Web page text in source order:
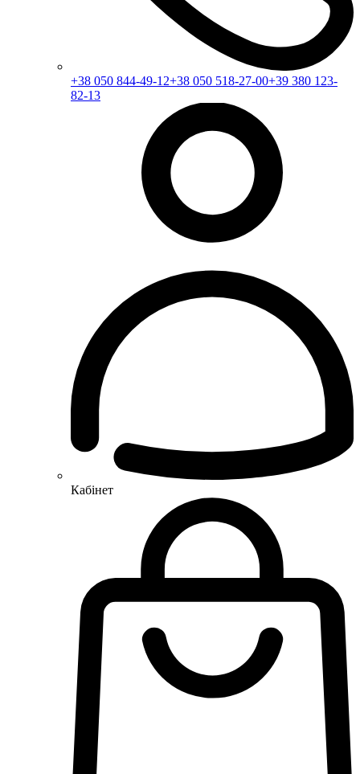
+38 050 844-49-12+38 050 518-27-00+39 380 123-
82-13
Кабінет